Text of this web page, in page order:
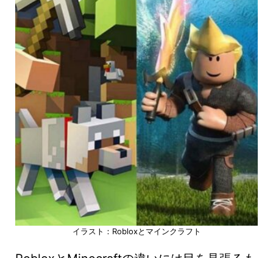
イラスト：Robloxとマインクラフト